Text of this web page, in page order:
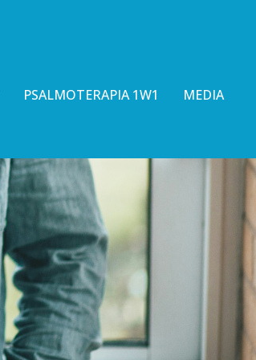
PSALMOTERAPIA 1W1 MEDIA